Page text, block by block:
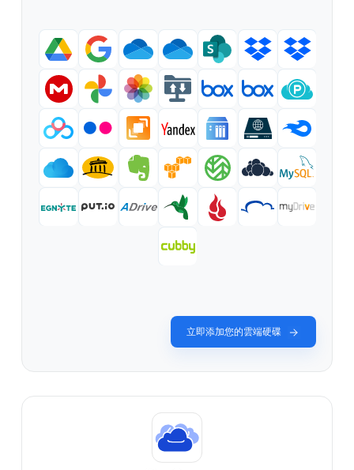
立即添加您的雲端硬碟